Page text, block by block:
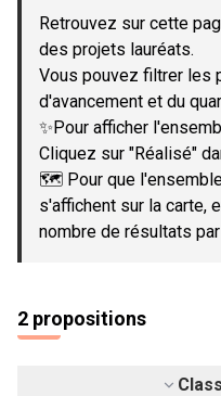
−
Retrouvez sur cette
des projets lauréats.
Vous pouvez filtrer les
d'avancement et du
✨Pour afficher
Cliquez sur "Réalisé"
🗺️ Pour que
s'affichent sur la carte,
nombre de résultats
2 propositions